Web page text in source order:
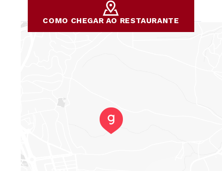
COMO CHEGAR AO RESTAURANTE